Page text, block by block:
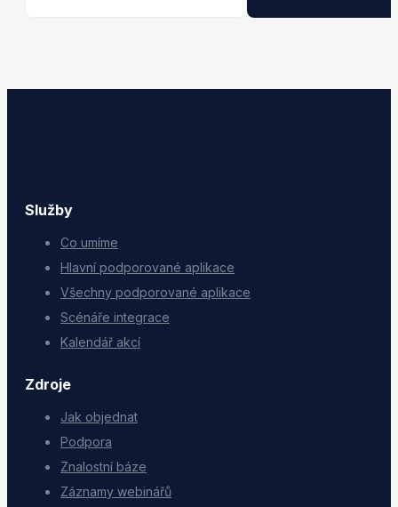
Služby
Co umíme
Hlavní podporované aplikace
Všechny podporované aplikace
Scénáře integrace
Kalendář akcí
Zdroje
Jak objednat
Podpora
Znalostní báze
Záznamy webinářů